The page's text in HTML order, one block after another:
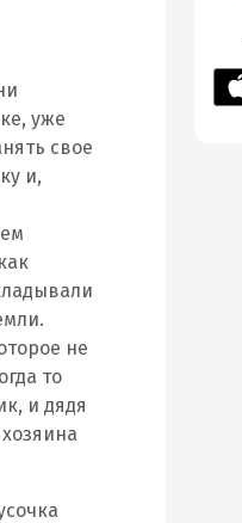
уже
свое
и,
не
то
и дядя